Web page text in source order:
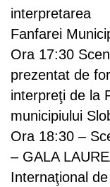
interpretarea
Fanfarei
Ora 17:30
prezentat de
interpreţi de la
municipiului
Ora 18:30 –
– GALA
Internaţional de